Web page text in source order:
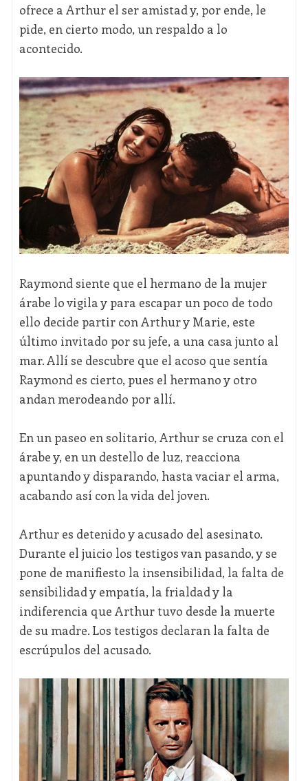
ofrece a Arthur el ser amistad y, por ende, le
pide, en cierto modo, un respaldo a lo
acontecido.
Raymond siente que el hermano de la mujer
árabe lo vigila y para escapar un poco de todo
ello decide partir con Arthur y Marie, este
último invitado por su jefe, a una casa junto al
mar. Allí se descubre que el acoso que sentía
Raymond es cierto, pues el hermano y otro
andan merodeando por allí.
En un paseo en solitario, Arthur se cruza con el
árabe y, en un destello de luz, reacciona
apuntando y disparando, hasta vaciar el arma,
acabando así con la vida del joven.
Arthur es detenido y acusado del asesinato.
Durante el juicio los testigos van pasando, y se
pone de manifiesto la insensibilidad, la falta de
sensibilidad y empatía, la frialdad y la
indiferencia que Arthur tuvo desde la muerte
de su madre. Los testigos declaran la falta de
escrúpulos del acusado.